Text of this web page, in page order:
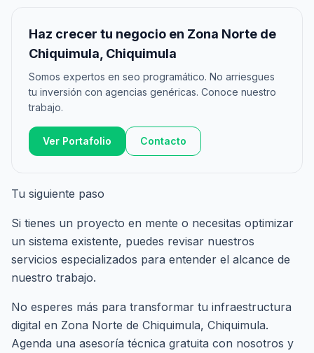
Haz crecer tu negocio en Zona Norte de
Chiquimula, Chiquimula
Somos expertos en seo programático. No arriesgues
tu inversión con agencias genéricas. Conoce nuestro
trabajo.
Ver Portafolio Contacto
Tu siguiente paso
Si tienes un proyecto en mente o necesitas optimizar
un sistema existente, puedes revisar nuestros
servicios especializados para entender el alcance de
nuestro trabajo.
No esperes más para transformar tu infraestructura
digital en Zona Norte de Chiquimula, Chiquimula.
Agenda una asesoría técnica gratuita con nosotros y